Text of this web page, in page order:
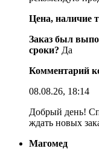
Цена, наличие
Заказ был
сроки? Да
Комментарий
08.08.26, 18:14
Добрый день!
ждать новых
Магомед